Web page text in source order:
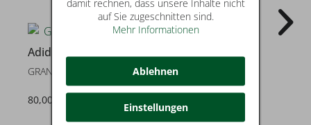
Adidas
GRAND COURT 2.0
80,00 €
X_PLRPATH
auf Sie zugeschnitten sind.
Mehr Informationen
Ablehnen
Einstellungen